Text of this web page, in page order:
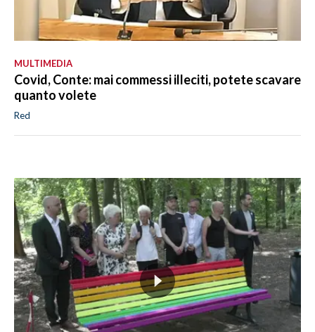
MULTIMEDIA
Covid, Conte: mai commessi illeciti, potete scavare
quanto volete
Red